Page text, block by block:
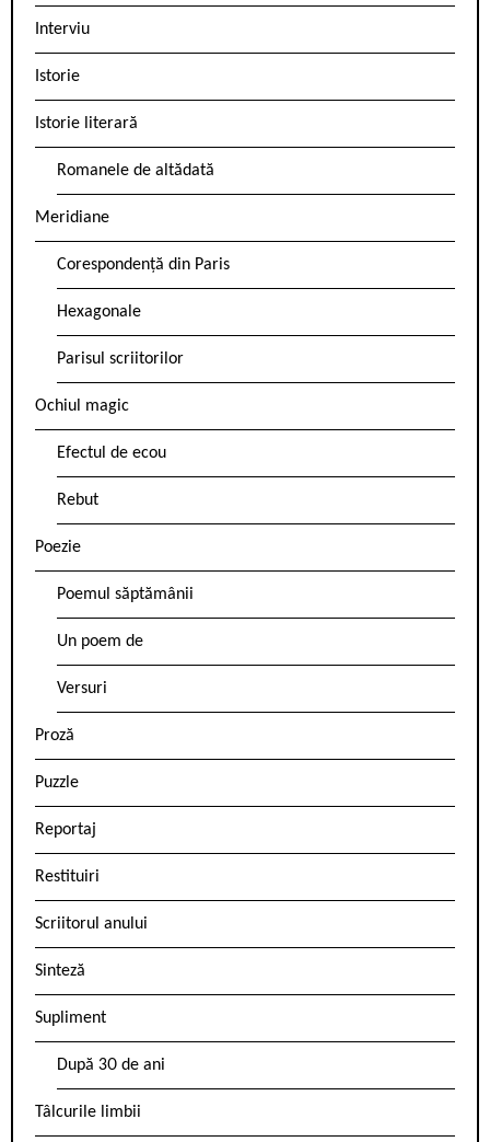
Interviu
Istorie
Istorie literară
Romanele de altădată
Meridiane
Corespondență din Paris
Hexagonale
Parisul scriitorilor
Ochiul magic
Efectul de ecou
Rebut
Poezie
Poemul săptămânii
Un poem de
Versuri
Proză
Puzzle
Reportaj
Restituiri
Scriitorul anului
Sinteză
Supliment
După 30 de ani
Tâlcurile limbii